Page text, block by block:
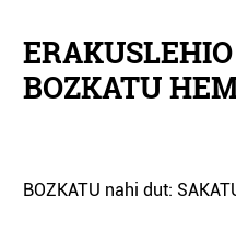
BOZKATU
BOZKATU nahi dut: